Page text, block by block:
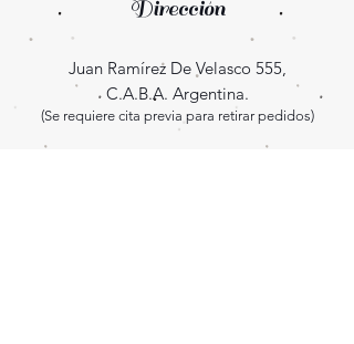
Dirección
Juan Ramírez De Velasco 555,
C.A.B.A. Argentina.
(Se requiere cita previa para retirar pedidos)